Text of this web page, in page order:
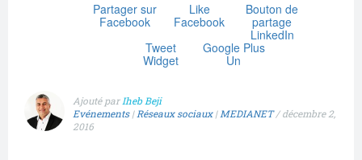
Partager sur
Facebook
Like
Facebook
Bouton de
partage
LinkedIn
Tweet
Widget
Google Plus
Un
Ajouté parIheb Beji
Evénements|Réseaux sociaux|MEDIANET/ décembre 2,
2016